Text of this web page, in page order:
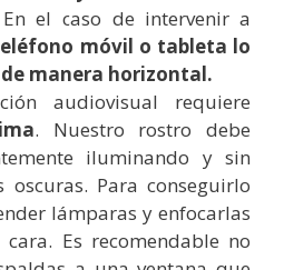
el caso de intervenir a
móvil o tableta lo
manera horizontal.
audiovisual requiere
. Nuestro rostro debe
iluminando y sin
oscuras. Para conseguirlo
lámparas y enfocarlas
Es recomendable no